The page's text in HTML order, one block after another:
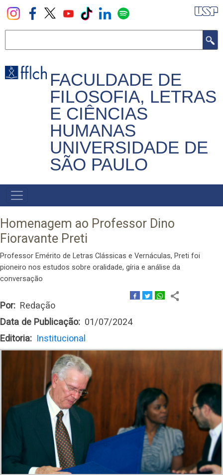
Pular
para
principal
FACULDADE DE
FILOSOFIA, LETRAS
E CIÊNCIAS
HUMANAS
UNIVERSIDADE DE
SÃO PAULO
NAVEGADOR
PRINCIPAL
Homenagem ao Professor Dino
Fioravante Preti
Professor Emérito de Letras Clássicas e Vernáculas, Preti foi
pioneiro nos estudos sobre oralidade, gíria e análise da
conversação
Por
Redação
Data de Publicação
01/07/2024
Editoria
Institucional